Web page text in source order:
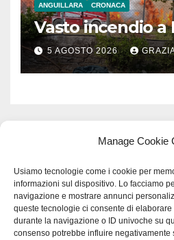
Manage Cookie
Usiamo tecnologie come i cookie per
informazioni sul dispositivo. Lo facciamo
navigazione e mostrare annunci
queste tecnologie ci consente di
durante la navigazione o ID univoche su
consenso potrebbe influire negativamente
ANGUILLARA CRONACA
Vasto incendio
5 AGOSTO 2026